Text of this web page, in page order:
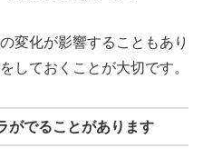
変化が影響することもあり
しておくことが大切です。
がでることがあります